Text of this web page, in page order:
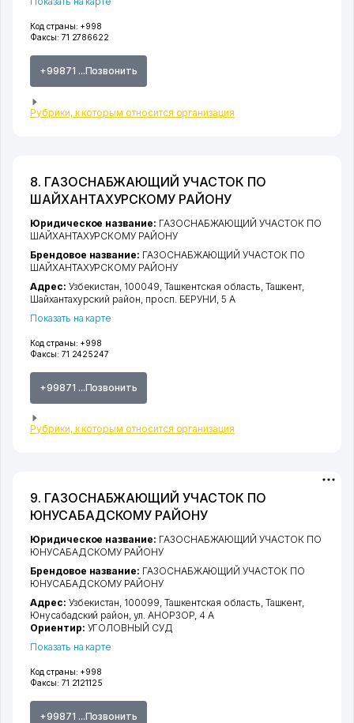
Код страны: +998
Факсы: 71 2786622
+99871 ...Позвонить
Рубрики, к которым относится организация
8. ГАЗОСНАБЖАЮЩИЙ УЧАСТОК ПО
ШАЙХАНТАХУРСКОМУ РАЙОНУ
Код страны: +998
Факсы: 71 2425247
+99871 ...Позвонить
Рубрики, к которым относится организация
Юридическое название: ГАЗОСНАБЖАЮЩИЙ УЧАСТОК ПО
ШАЙХАНТАХУРСКОМУ РАЙОНУ
Брендовое название: ГАЗОСНАБЖАЮЩИЙ УЧАСТОК ПО
ШАЙХАНТАХУРСКОМУ РАЙОНУ
Адрес: Узбекистан, 100049, Ташкентская область Ташкент
Шайхантахурский район просп. БЕРУНИ , 5 А
Показать на карте
9. ГАЗОСНАБЖАЮЩИЙ УЧАСТОК ПО
ЮНУСАБАДСКОМУ РАЙОНУ
Код страны: +998
Факсы: 71 2121125
+99871 ...Позвонить
Юридическое название: ГАЗОСНАБЖАЮЩИЙ УЧАСТОК ПО
ЮНУСАБАДСКОМУ РАЙОНУ
Брендовое название: ГАЗОСНАБЖАЮЩИЙ УЧАСТОК ПО
ЮНУСАБАДСКОМУ РАЙОНУ
Адрес: Узбекистан, 100099, Ташкентская область Ташкент
Юнусабадский район ,ул. АНОРЗОР , 4 А
Ориентир: УГОЛОВНЫЙ СУД
Показать на карте